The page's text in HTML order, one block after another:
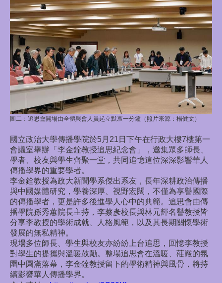
圖二：追思會開場由全體與會人員起立默哀一分鐘 （照片來源：楊健文）
國立政治大學傳播學院於5月21日下午在行政大樓7樓第一
會議室舉辦「李金銓教授追思紀念會」，邀集眾多師長、
學者、校友與學生齊聚一堂，共同追憶這位深深影響華人
傳播學界的重要學者。
李金銓教授為政大新聞學系傑出系友，長年深耕政治傳播
與中國媒體研究，學養深厚、視野宏闊，不僅為享譽國際
的傳播學者，更是許多後進學人心中的典範。追思會由傳
播學院孫秀蕙院長主持，李蔡彥校長與林元輝名譽教授皆
分享李教授的學術成就、人格風範，以及其長期關懷學術
發展的無私精神。
現場多位師長、學生與校友亦紛紛上台追思，回憶李教授
對學生的提攜與溫暖鼓勵。整場追思會在溫暖、莊嚴的氛
圍中圓滿落幕，李金銓教授留下的學術精神與風骨，將持
續影響華人傳播學界。